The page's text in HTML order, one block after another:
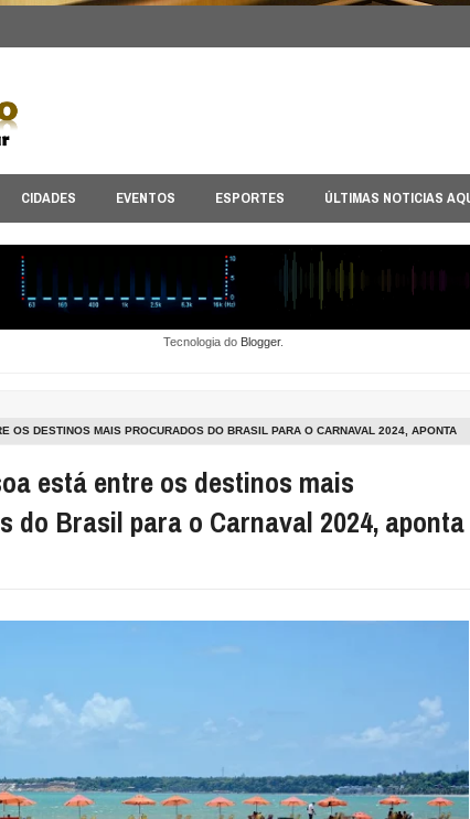
CIDADES EVENTOS ESPORTES ÚLTIMAS NOTICIAS
Tecnologia do Blogger.
OS DESTINOS MAIS PROCURADOS DO BRASIL PARA O CARNAVAL 2024, APONTA
está entre os destinos mais
do Brasil para o Carnaval 2024, aponta